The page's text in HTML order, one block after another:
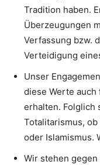
Tradition haben.
Überzeugungen
Verfassung bzw.
Verteidigung
Unser
diese Werte
erhalten. Folglich
Totalitarismus,
oder Islamismus.
Wir stehen